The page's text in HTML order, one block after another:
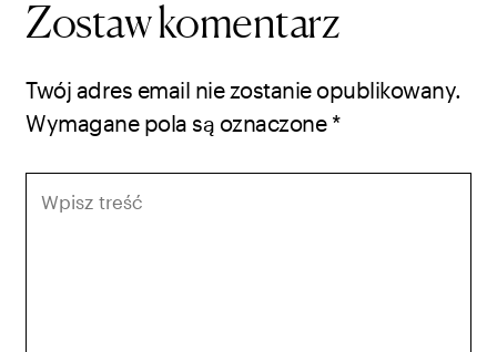
Zostaw komentarz
Twój adres email nie zostanie opublikowany.
Wymagane pola są oznaczone *
treść